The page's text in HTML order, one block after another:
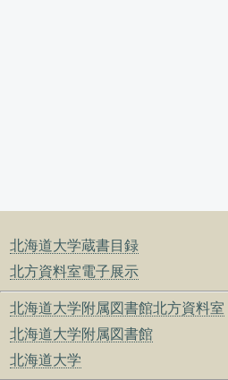
北海道大学蔵書目録
北方資料室電子展示
北海道大学附属図書館北方資料室
北海道大学附属図書館
北海道大学